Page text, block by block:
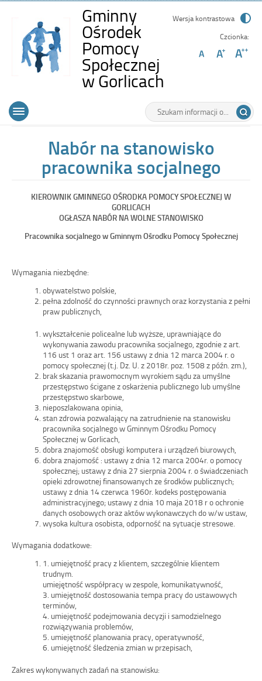
Gminny
Ośrodek
Pomocy
Społecznej
w Gorlicach
Nabór
na
stanowisko
pracownika
socjalnego
Wersja kontrastowa
Czcionka:
Wyszukiwarka
Tutaj
wpisz
Górne
Otwórz
Nabór na stanowisko
pracownika socjalnego
KIEROWNIK GMINNEGO OŚRODKA POMOCY SPOŁECZNEJ W
GORLICACH
OGŁASZA NABÓR NA WOLNE STANOWISKO
Pracownika socjalnego w Gminnym Ośrodku Pomocy Społecznej
Wymagania niezbędne:
obywatelstwo polskie,
pełna zdolność do czynności prawnych oraz korzystania z pełni
praw publicznych,
wykształcenie policealne lub wyższe, uprawniające do
wykonywania zawodu pracownika socjalnego, zgodnie z art.
116 ust 1 oraz art. 156 ustawy z dnia 12 marca 2004 r. o
pomocy społecznej (t.j. Dz. U. z 2018r. poz. 1508 z późn. zm.),
brak skazania prawomocnym wyrokiem sądu za umyślne
przestępstwo ścigane z oskarżenia publicznego lub umyślne
przestępstwo skarbowe,
nieposzlakowana opinia,
stan zdrowia pozwalający na zatrudnienie na stanowisku
pracownika socjalnego w Gminnym Ośrodku Pomocy
Społecznej w Gorlicach,
dobra znajomość obsługi komputera i urządzeń biurowych,
dobra znajomość : ustawy z dnia 12 marca 2004r. o pomocy
społecznej; ustawy z dnia 27 sierpnia 2004 r. o świadczeniach
opieki zdrowotnej finansowanych ze środków publicznych;
ustawy z dnia 14 czerwca 1960r. kodeks postępowania
administracyjnego; ustawy z dnia 10 maja 2018 r o ochronie
danych osobowych oraz aktów wykonawczych do w/w ustaw,
wysoka kultura osobista, odporność na sytuacje stresowe.
Wymagania dodatkowe:
1. umiejętność pracy z klientem, szczególnie klientem
trudnym.
umiejętność współpracy w zespole, komunikatywność,
3. umiejętność dostosowania tempa pracy do ustawowych
terminów,
4. umiejętność podejmowania decyzji i samodzielnego
rozwiązywania problemów,
5. umiejętność planowania pracy, operatywność,
6. umiejętność śledzenia zmian w przepisach,
Zakres wykonywanych zadań na stanowisku: